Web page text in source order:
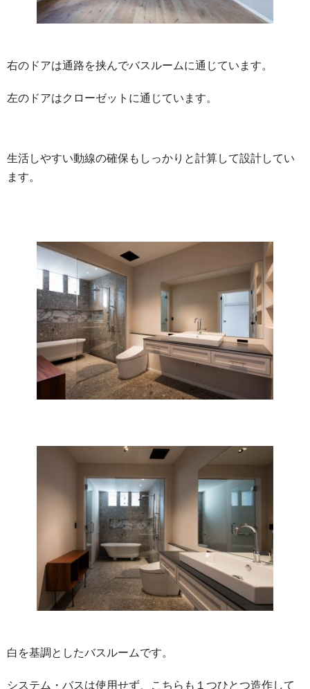
右のドアは通路を挟んでバスルームに通じています。
左のドアはクローゼットに通じています。
生活しやすい動線の確保もしっかりと計算して設計してい
ます。
白を基調としたバスルームです。
システム・バスは使用せず、こちらも１つひとつ造作して